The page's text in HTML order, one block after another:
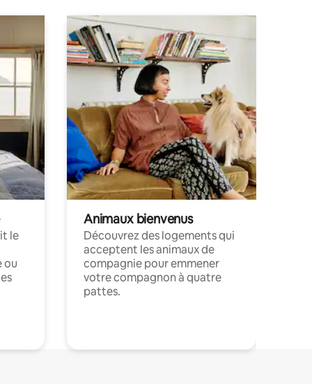
le
ou
Animaux bienvenus
Découvrez des logements qui
acceptent les animaux de
compagnie pour emmener
votre compagnon à quatre
pattes.